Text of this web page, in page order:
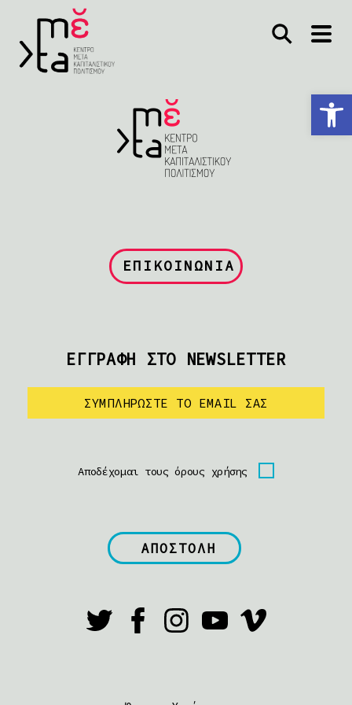
Ανοίξτε τη γραμμή εργαλείων
ΕΠΙΚΟΙΝΩΝΙΑ
ΕΓΓΡΑΦΗ ΣΤΟ NEWSLETTER
Αποδέχομαι τους όρους χρήσης